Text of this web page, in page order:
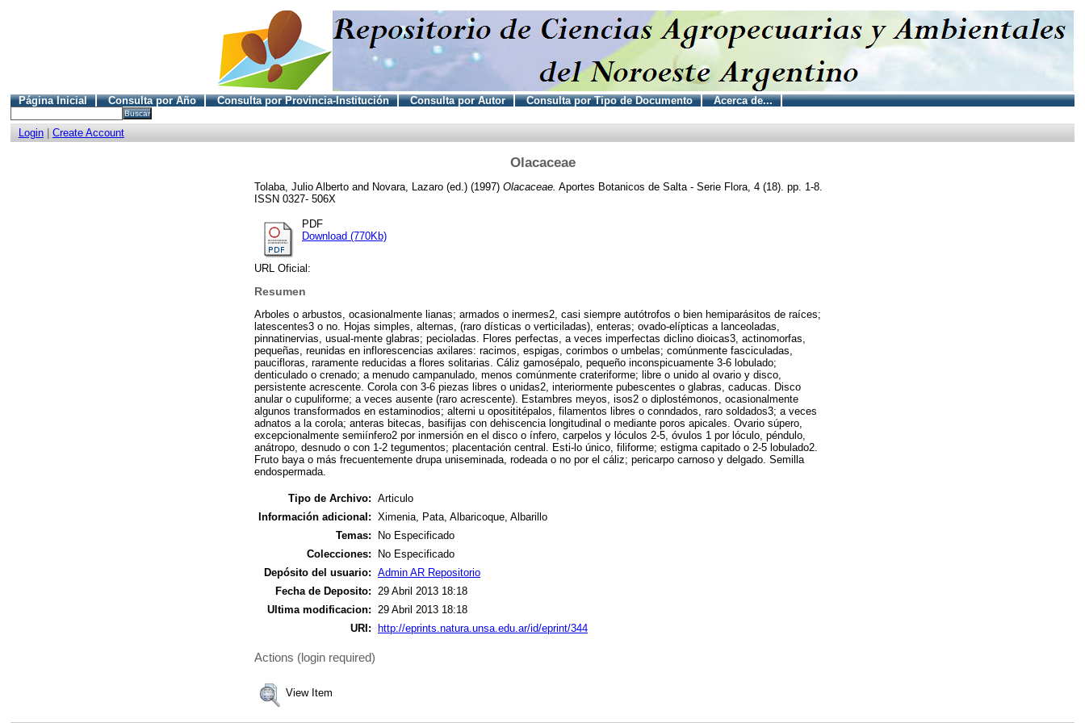
Página Inicial Consulta por Año Consulta por Provincia-Institución Consulta por Autor Consulta por Tipo de Documento Acerca de...
Login| Create Account
Olacaceae
Tolaba, Julio Alberto and Novara, Lazaro (ed.) (1997) Olacaceae. Aportes Botanicos de Salta - Serie Flora, 4 (18). pp. 1-8.
ISSN 0327- 506X
PDF
Download (770Kb)
URL Oficial:
Resumen
Arboles o arbustos, ocasionalmente lianas; armados o inermes2, casi siempre autótrofos o bien hemiparásitos de raíces;
latescentes3 o no. Hojas simples, alternas, (raro dísticas o verticiladas), enteras; ovado-elípticas a lanceoladas,
pinnatinervias, usual-mente glabras; pecioladas. Flores perfectas, a veces imperfectas diclino dioicas3, actinomorfas,
pequeñas, reunidas en inflorescencias axilares: racimos, espigas, corimbos o umbelas; comúnmente fasciculadas,
paucifloras, raramente reducidas a flores solitarias. Cáliz gamosépalo, pequeño inconspicuamente 3-6 lobulado;
denticulado o crenado; a menudo campanulado, menos comúnmente crateriforme; libre o unido al ovario y disco,
persistente acrescente. Corola con 3-6 piezas libres o unidas2, interiormente pubescentes o glabras, caducas. Disco
anular o cupuliforme; a veces ausente (raro acrescente). Estambres meyos, isos2 o diplostémonos, ocasionalmente
algunos transformados en estaminodios; alterni u oposititépalos, filamentos libres o conndados, raro soldados3; a veces
adnatos a la corola; anteras bitecas, basifijas con dehiscencia longitudinal o mediante poros apicales. Ovario súpero,
excepcionalmente semiínfero2 por inmersión en el disco o ínfero, carpelos y lóculos 2-5, óvulos 1 por lóculo, péndulo,
anátropo, desnudo o con 1-2 tegumentos; placentación central. Esti-lo único, filiforme; estigma capitado o 2-5 lobulado2.
Fruto baya o más frecuentemente drupa uniseminada, rodeada o no por el cáliz; pericarpo carnoso y delgado. Semilla
endospermada.
Tipo de Archivo: Articulo
Información adicional: Ximenia, Pata, Albaricoque, Albarillo
Temas:
No Especificado
Colecciones:
No Especificado
Depósito del usuario: Admin AR Repositorio
Fecha de Deposito:
29 Abril 2013 18:18
Ultima modificacion:
29 Abril 2013 18:18
URI: http://eprints.natura.unsa.edu.ar/id/eprint/344
Actions (login required)
View Item